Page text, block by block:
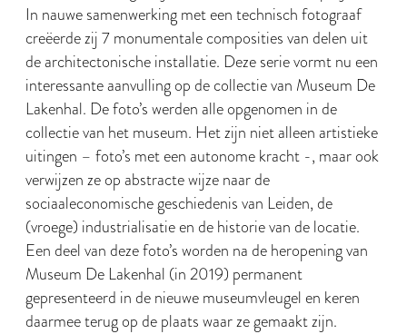
In nauwe samenwerking met een technisch fotograaf
creëerde zij 7 monumentale composities van delen uit
de architectonische installatie. Deze serie vormt nu een
interessante aanvulling op de collectie van Museum De
Lakenhal. De foto’s werden alle opgenomen in de
collectie van het museum. Het zijn niet alleen artistieke
uitingen – foto’s met een autonome kracht -, maar ook
verwijzen ze op abstracte wijze naar de
sociaaleconomische geschiedenis van Leiden, de
(vroege) industrialisatie en de historie van de locatie.
Een deel van deze foto’s worden na de heropening van
Museum De Lakenhal (in 2019) permanent
gepresenteerd in de nieuwe museumvleugel en keren
daarmee terug op de plaats waar ze gemaakt zijn.